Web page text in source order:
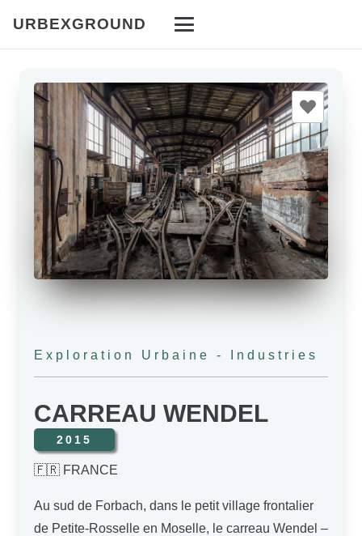
URBEXGROUND
Exploration Urbaine - Industries
CARREAU WENDEL
2015
🇫🇷 FRANCE
Au sud de Forbach, dans le petit village frontalier
de Petite-Rosselle en Moselle, le carreau Wendel –